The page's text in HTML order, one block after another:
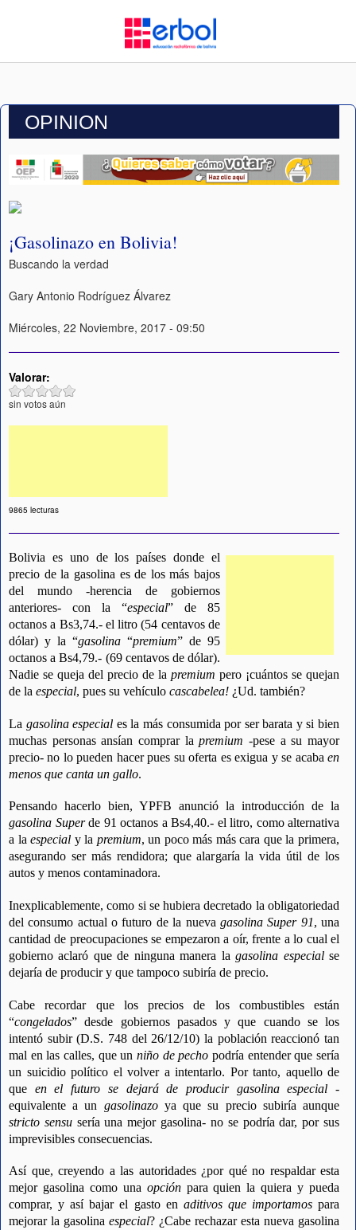
OPINION
¡Gasolinazo en Bolivia!
Buscando la verdad
Gary Antonio Rodríguez Álvarez
Miércoles, 22 Noviembre, 2017 - 09:50
Valorar:
sin votos aún
9865 lecturas
Bolivia es uno de los países donde el
precio de la gasolina es de los más bajos
del mundo -herencia de gobiernos
anteriores- con la “especial” de 85
octanos a Bs3,74.- el litro (54 centavos de
dólar) y la “gasolina “premium” de 95
octanos a Bs4,79.- (69 centavos de dólar).
Nadie se queja del precio de la premium pero ¡cuántos se quejan
de la especial, pues su vehículo cascabelea! ¿Ud. también?
La gasolina especial es la más consumida por ser barata y si bien
muchas personas ansían comprar lapremium -pese a su mayor
precio- no lo pueden hacer pues su oferta es exigua y se acaba en
menos que canta un gallo.
Pensando hacerlo bien, YPFB anunció la introducción de la
gasolina Superde 91 octanos a Bs4,40.- el litro, como alternativa
a laespecial y la premium, un poco más más cara que la primera,
asegurando ser más rendidora; que alargaría la vida útil de los
autos y menos contaminadora.
Inexplicablemente, como si se hubiera decretado la obligatoriedad
del consumo actual o futuro de la nueva gasolina Super 91, una
cantidad de preocupaciones se empezaron a oír, frente a lo cual el
gobierno aclaró que de ninguna manera lagasolina especialse
dejaría de producir y que tampoco subiría de precio.
Cabe recordar que los precios de los combustibles están
“congelados” desde gobiernos pasados y que cuando se los
intentó subir (D.S. 748 del 26/12/10) la población reaccionó tan
mal en las calles, que un niño de pecho podría entender que sería
un suicidio político el volver a intentarlo. Por tanto, aquello de
que en el futuro se dejará de producir gasolina especial -
equivalente a un gasolinazo ya que su precio subiría aunque
stricto sensusería una mejor gasolina- no se podría dar, por sus
imprevisibles consecuencias.
Así que, creyendo a las autoridades ¿por qué no respaldar esta
mejor gasolina como una opciónpara quien la quiera y pueda
comprar, y así bajar el gasto en aditivos que importamospara
mejorar la gasolina especial? ¿Cabe rechazar esta nueva gasolina